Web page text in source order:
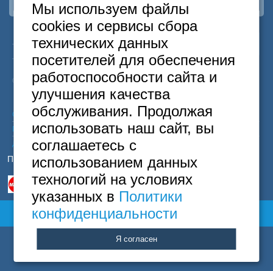
Бесплатный
418-22-18
8 800 222-58-32
© 2015 Hostels of Moscow. Все права защищены.
Согласие на обработку персональных данных
Политика конфиденциальности
Договор оферты
Принимаем к оплате
Мы используем файлы
cookies и сервисы сбора
технических данных
посетителей для обеспечения
работоспособности сайта и
улучшения качества
обслуживания. Продолжая
использовать наш сайт, вы
соглашаетесь с
использованием данных
технологий на условиях
указанных в Политики
конфиденциальности
Я согласен
Полная версия сайта
+7 (495) 646-74-40
Петербург
Полная версия сайта